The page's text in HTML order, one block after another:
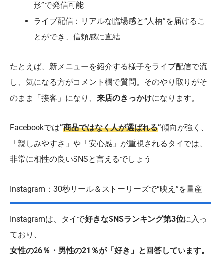
形”で発信可能
ライブ配信：リアルな臨場感と“人柄”を届けるこ
とができ、信頼感に直結
たとえば、新メニューを紹介する様子をライブ配信で流
し、気になる方がコメント欄で質問。そのやり取りがそ
のまま「接客」になり、 来店のきっかけになります。
Facebookでは”商品ではなく人が選ばれる”傾向が強く、
「親しみやすさ」や「安心感」が重視されるタイでは、
非常に相性の良いSNSと言えるでしょう
Instagram：30秒リール＆ストーリーズで“映え”を量産
Instagramは、タイで好きなSNSランキング第3位に入っ
ており、
女性の26％・男性の21％が「好き」と回答しています。